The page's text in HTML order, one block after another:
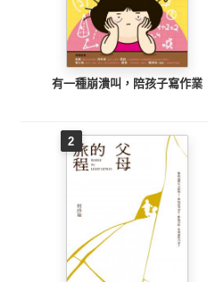
有一種崩潰叫，陪孩子寫作業
2